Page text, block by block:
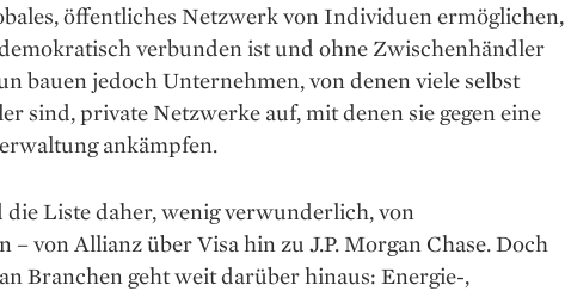
öffentliches Netzwerk von Individuen ermöglichen,
verbunden ist und ohne Zwischenhändler
bauen jedoch Unternehmen, von denen viele selbst
sind, ­private Netzwerke auf, mit denen sie gegen eine
ankämpfen.
Liste daher, wenig verwunderlich, von
– von ­Allianz über Visa hin zu J.P. Morgan Chase. Doch
Branchen geht weit darüber hinaus: Energie-,